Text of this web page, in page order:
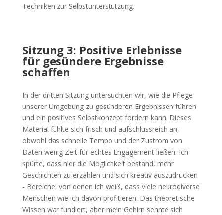
Techniken zur Selbstunterstützung.
Sitzung 3: Positive Erlebnisse
für gesündere Ergebnisse
schaffen
In der dritten Sitzung untersuchten wir, wie die Pflege
unserer Umgebung zu gesünderen Ergebnissen führen
und ein positives Selbstkonzept fördern kann. Dieses
Material fühlte sich frisch und aufschlussreich an,
obwohl das schnelle Tempo und der Zustrom von
Daten wenig Zeit für echtes Engagement ließen. Ich
spürte, dass hier die Möglichkeit bestand, mehr
Geschichten zu erzählen und sich kreativ auszudrücken
- Bereiche, von denen ich weiß, dass viele neurodiverse
Menschen wie ich davon profitieren. Das theoretische
Wissen war fundiert, aber mein Gehirn sehnte sich